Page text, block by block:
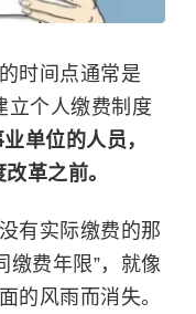
时间点通常是
立个人缴费制度
单位的人员，
革之前。
有实际缴费的那
缴费年限”，就像
的风雨而消失。